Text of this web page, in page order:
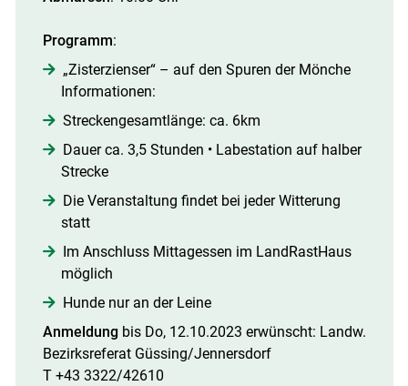
Programm:
„Zisterzienser“ – auf den Spuren der Mönche
Informationen:
Streckengesamtlänge: ca. 6km
Dauer ca. 3,5 Stunden • Labestation auf halber
Strecke
Die Veranstaltung findet bei jeder Witterung
statt
Im Anschluss Mittagessen im LandRastHaus
möglich
Hunde nur an der Leine
Anmeldung bis Do, 12.10.2023 erwünscht: Landw.
Bezirksreferat Güssing/Jennersdorf
T +43 3322/42610